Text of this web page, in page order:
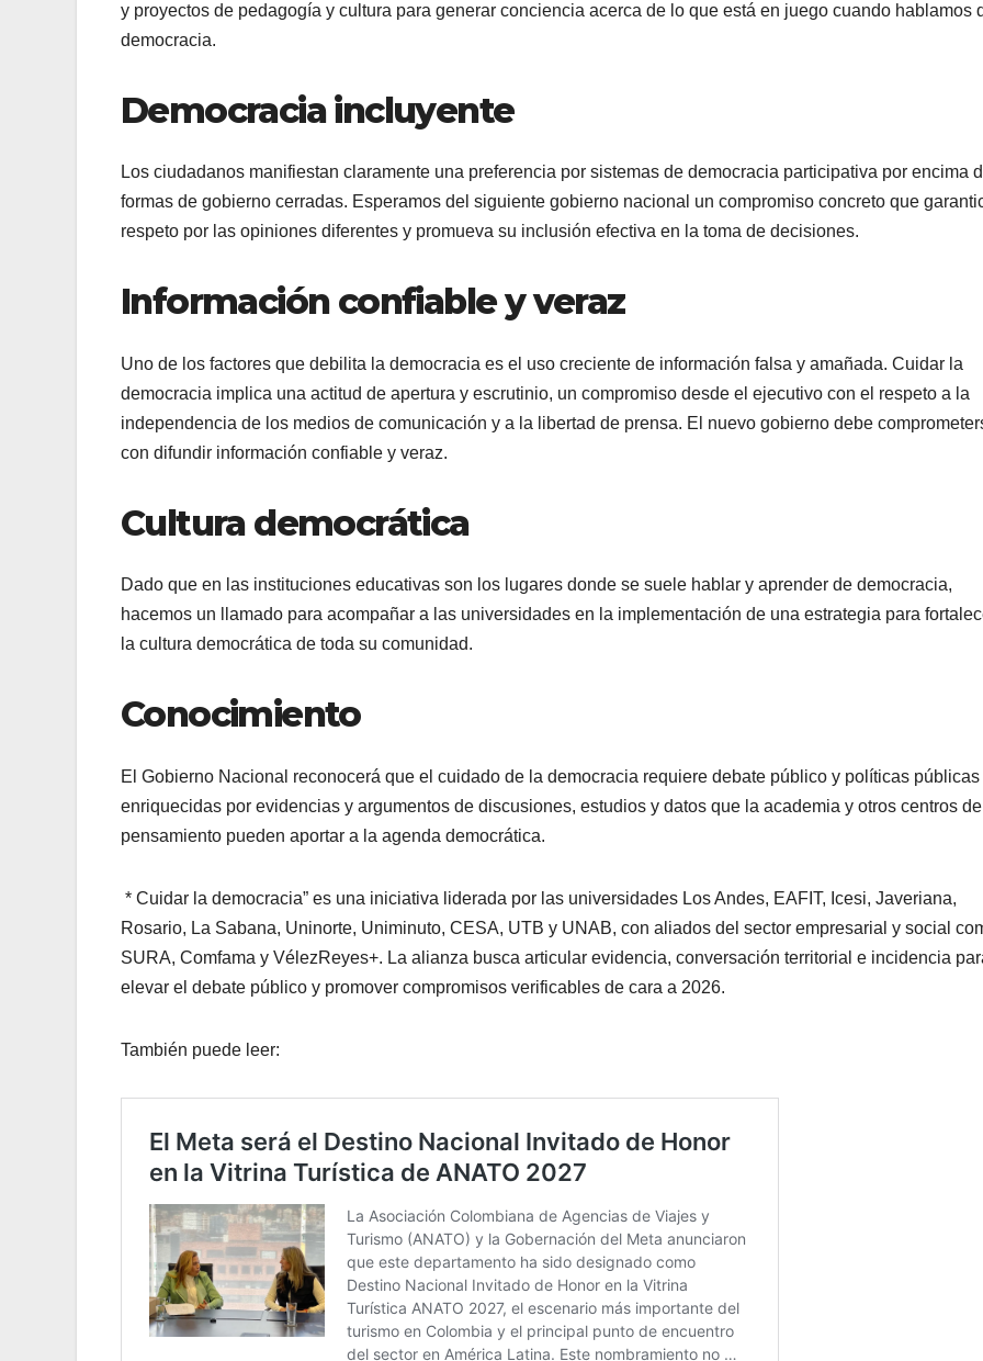
y proyectos de pedagogía y cultura para generar conciencia acerca de lo que está en juego cuando hablamos
democracia.
Democracia incluyente
Los ciudadanos manifiestan claramente una preferencia por sistemas de democracia participativa por encima
formas de gobierno cerradas. Esperamos del siguiente gobierno nacional un compromiso concreto que
respeto por las opiniones diferentes y promueva su inclusión efectiva en la toma de decisiones.
Información confiable y veraz
Uno de los factores que debilita la democracia es el uso creciente de información falsa y amañada. Cuidar la
democracia implica una actitud de apertura y escrutinio, un compromiso desde el ejecutivo con el respeto a la
independencia de los medios de comunicación y a la libertad de prensa. El nuevo gobierno debe
con difundir información confiable y veraz.
Cultura democrática
Dado que en las instituciones educativas son los lugares donde se suele hablar y aprender de democracia,
hacemos un llamado para acompañar a las universidades en la implementación de una estrategia para
la cultura democrática de toda su comunidad.
Conocimiento
El Gobierno Nacional reconocerá que el cuidado de la democracia requiere debate público y políticas públicas
enriquecidas por evidencias y argumentos de discusiones, estudios y datos que la academia y otros centros de
pensamiento pueden aportar a la agenda democrática.
* Cuidar la democracia” es una iniciativa liderada por las universidades Los Andes, EAFIT, Icesi, Javeriana,
Rosario, La Sabana, Uninorte, Uniminuto, CESA, UTB y UNAB, con aliados del sector empresarial y social
SURA, Comfama y VélezReyes+. La alianza busca articular evidencia, conversación territorial e incidencia
elevar el debate público y promover compromisos verificables de cara a 2026.
También puede leer: